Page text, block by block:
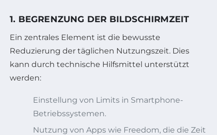
1. BEGRENZUNG DER BILDSCHIRMZEIT
Ein zentrales Element ist die bewusste
Reduzierung der täglichen Nutzungszeit. Dies
kann durch technische Hilfsmittel unterstützt
werden:
Einstellung von Limits in Smartphone-
Betriebssystemen.
Nutzung von Apps wie Freedom, die die Zeit